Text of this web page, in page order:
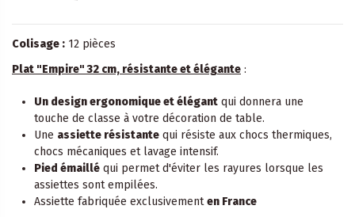
Colisage : 12 pièces
Plat "Empire" 32 cm, résistante et élégante :
Un design ergonomique et élégant qui donnera une
touche de classe à votre décoration de table.
Une assiette résistante qui résiste aux chocs thermiques,
chocs mécaniques et lavage intensif.
Pied émaillé qui permet d'éviter les rayures lorsque les
assiettes sont empilées.
Assiette fabriquée exclusivementen France